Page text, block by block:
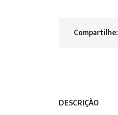
Compartilhe:
DESCRIÇÃO